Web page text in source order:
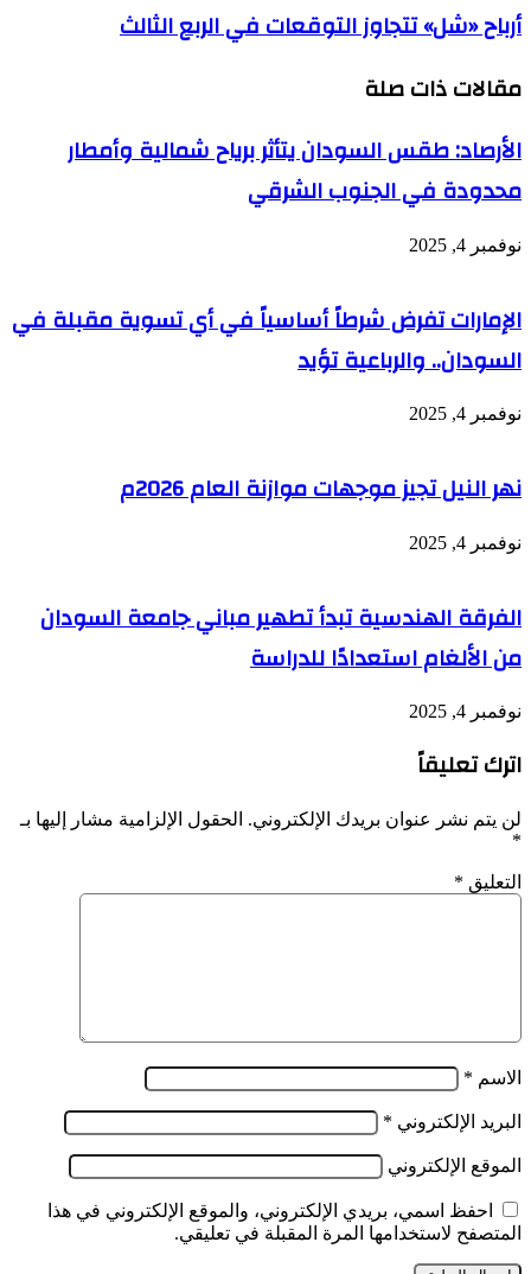
أرباح «شل» تتجاوز التوقعات في الربع الثالث
مقالات ذات صلة
الأرصاد: طقس السودان يتأثر برياح شمالية وأمطار
محدودة في الجنوب الشرقي
نوفمبر 4, 2025
الإمارات تفرض شرطاً أساسياً في أي تسوية مقبلة في
السودان.. والرباعية تؤيد
نوفمبر 4, 2025
نهر النيل تجيز موجهات موازنة العام 2026م
نوفمبر 4, 2025
الفرقة الهندسية تبدأ تطهير مباني جامعة السودان
من الألغام استعدادًا للدراسة
نوفمبر 4, 2025
اترك تعليقاً
لن يتم نشر عنوان بريدك الإلكتروني. الحقول الإلزامية مشار إليها بـ
*
التعليق *
الاسم *
البريد الإلكتروني *
الموقع الإلكتروني
احفظ اسمي، بريدي الإلكتروني، والموقع الإلكتروني في هذا
المتصفح لاستخدامها المرة المقبلة في تعليقي.